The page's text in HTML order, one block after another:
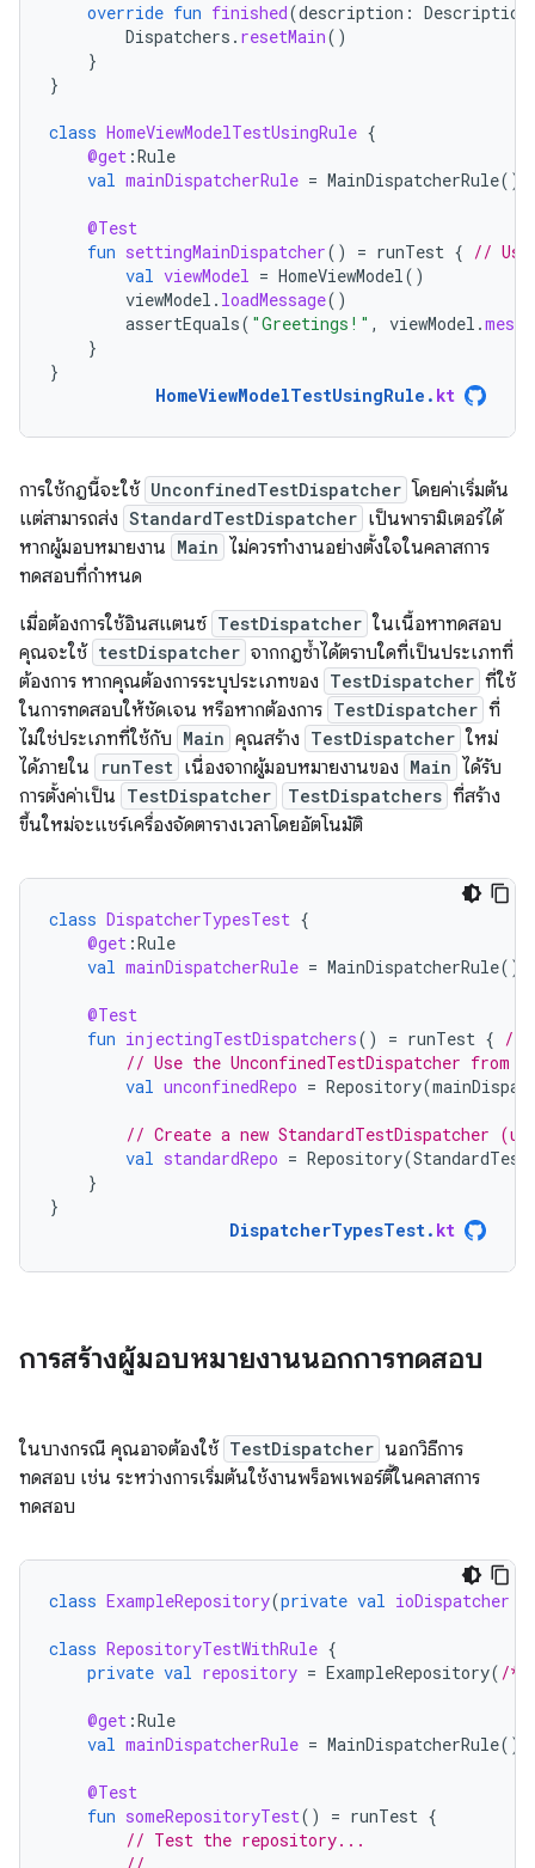
override fun finished(description : Description
Dispatchers . resetMain()
}
}
class HomeViewModelTestUsingRule {
@get :Rule
val mainDispatcherRule = MainDispatcherRule()
@Test
fun settingMainDispatcher() = runTest { //
val viewModel = HomeViewModel()
viewModel . loadMessage()
assertEquals( "Greetings!" , viewModel .
}
}
HomeViewModelTestUsingRule . kt
การใช้กฎนี้จะใช้ UnconfinedTestDispatcher โดยค่าเริ่มต้น
แต่สามารถส่ง StandardTestDispatcher เป็นพารามิเตอร์ได้
หากผู้มอบหมายงาน Main ไม่ควรทำงานอย่างตั้งใจในคลาสการ
ทดสอบที่กำหนด
เมื่อต้องการใช้อินสแตนซ์ TestDispatcher ในเนื้อหาทดสอบ
คุณจะใช้ testDispatcher จากกฎซ้ำได้ตราบใดที่เป็นประเภทที่
ต้องการ หากคุณต้องการระบุประเภทของ TestDispatcher ที่ใช้
ในการทดสอบให้ชัดเจน หรือหากต้องการ TestDispatcher ที่
ไม่ใช่ประเภทที่ใช้กับ Main คุณสร้าง TestDispatcher ใหม่
ได้ภายใน
runTest เนื่องจากผู้มอบหมายงานของ Main ได้รับ
การตั้งค่าเป็น TestDispatcher TestDispatchers ที่สร้าง
ขึ้นใหม่จะแชร์เครื่องจัดตารางเวลาโดยอัตโนมัติ
class DispatcherTypesTest {
@get :Rule
val mainDispatcherRule = MainDispatcherRule()
@Test
fun injectingTestDispatchers() = runTest { //
// Use the UnconfinedTestDispatcher from
val unconfinedRepo = Repository(
// Create a new StandardTestDispatcher
val standardRepo = Repository(
}
}
DispatcherTypesTest. kt
การสร้างผู้มอบหมายงานนอกการทดสอบ
ในบางกรณี คุณอาจต้องใช้ TestDispatcher นอกวิธีการ
ทดสอบ เช่น ระหว่างการเริ่มต้นใช้งานพร็อพเพอร์ตี้ในคลาสการ
ทดสอบ
class ExampleRepository(private val ioDispatcher
class RepositoryTestWithRule {
private val repository = ExampleRepository( /*
@get :Rule
val mainDispatcherRule = MainDispatcherRule()
@Test
fun someRepositoryTest() = runTest {
// Test the repository...